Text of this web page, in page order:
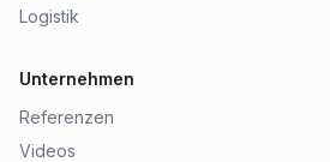
Logistik
Unternehmen
Referenzen
Videos